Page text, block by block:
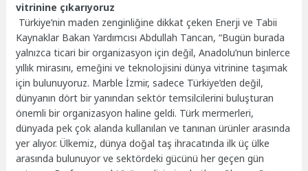
vitrinine çıkarıyoruz
Türkiye’nin maden zenginliğine dikkat çeken Enerji ve Tabii
Kaynaklar Bakan Yardımcısı Abdullah Tancan, “Bugün burada
yalnızca ticari bir organizasyon için değil, Anadolu’nun binlerce
yıllık mirasını, emeğini ve teknolojisini dünya vitrinine taşımak
için bulunuyoruz. Marble İzmir, sadece Türkiye’den değil,
dünyanın dört bir yanından sektör temsilcilerini buluşturan
önemli bir organizasyon haline geldi. Türk mermerleri,
dünyada pek çok alanda kullanılan ve tanınan ürünler arasında
yer alıyor. Ülkemiz, dünya doğal taş ihracatında ilk üç ülke
arasında bulunuyor ve sektördeki gücünü her geçen gün